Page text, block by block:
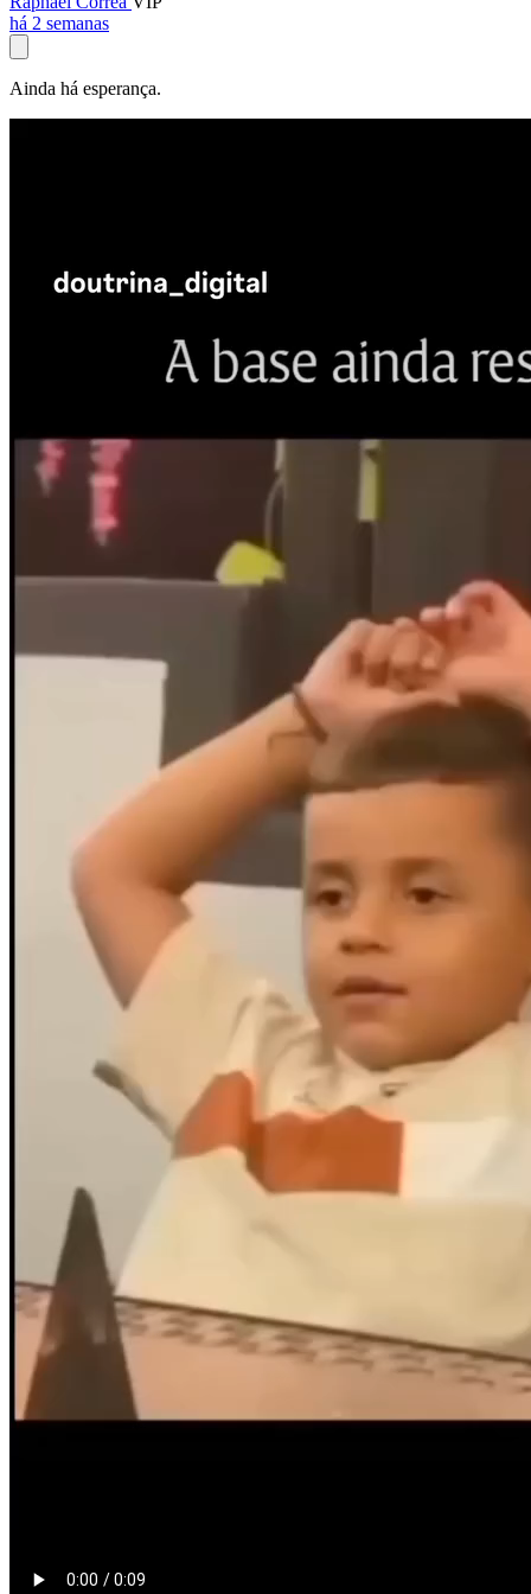
há 2 semanas
Ainda há esperança.